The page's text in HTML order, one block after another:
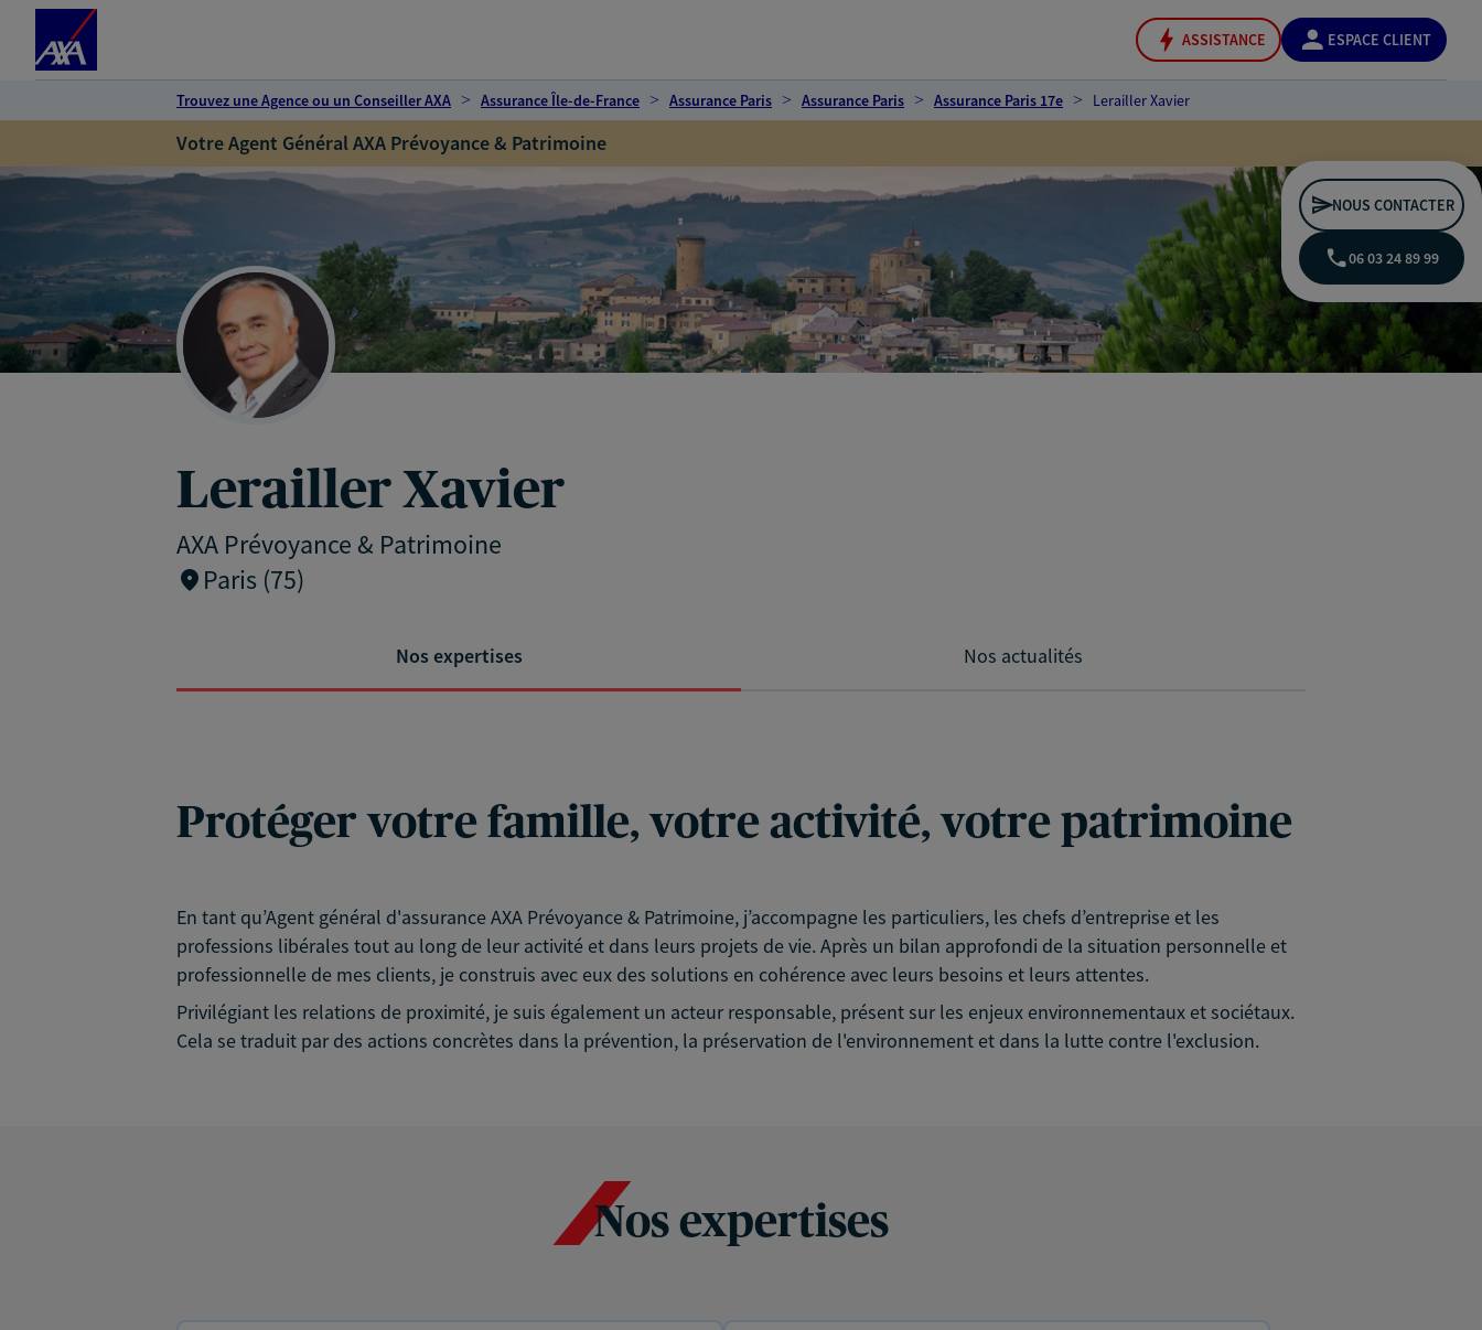
ASSISTANCE ESPACE CLIENT
Trouvez une Agence ou un Conseiller AXA Assurance Île-de-France Assurance Paris Assurance Paris Assurance Paris 17e Lerailler Xavier
Votre Agent Général AXA Prévoyance & Patrimoine
Lerailler Xavier
AXA Prévoyance & Patrimoine
Paris (75)
NOUS CONTACTER
06 03 24 89 99
Nos expertises Nos actualités
Protéger votre famille, votre activité, votre patrimoine
En tant qu’Agent général d'assurance AXA Prévoyance & Patrimoine, j’accompagne les particuliers, les chefs d’entreprise et les
professions libérales tout au long de leur activité et dans leurs projets de vie. Après un bilan approfondi de la situation personnelle et
professionnelle de mes clients, je construis avec eux des solutions en cohérence avec leurs besoins et leurs attentes.
Privilégiant les relations de proximité, je suis également un acteur responsable, présent sur les enjeux environnementaux et sociétaux.
Cela se traduit par des actions concrètes dans la prévention, la préservation de l'environnement et dans la lutte contre l'exclusion.
Nos expertises